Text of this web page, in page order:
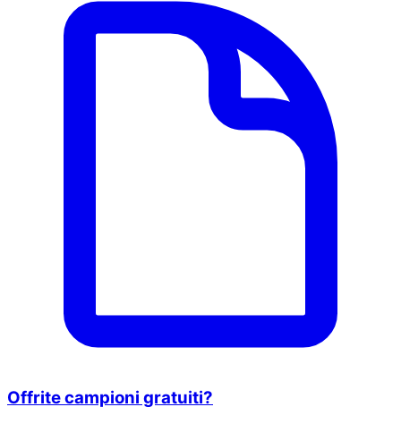
Offrite campioni gratuiti?